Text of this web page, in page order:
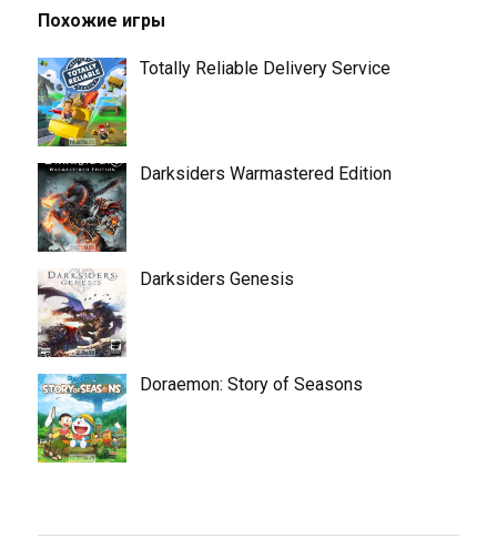
Похожие игры
Totally Reliable Delivery Service
Darksiders Warmastered Edition
Darksiders Genesis
Doraemon: Story of Seasons